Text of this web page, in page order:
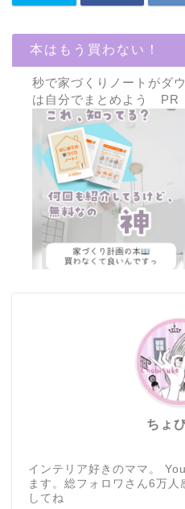
本はもう買わない！
秒で家づくりノートがダ
は自分でまとめよう PR
ちょ
インテリア好きのママ。
ます。総フォロワさん6万
してね